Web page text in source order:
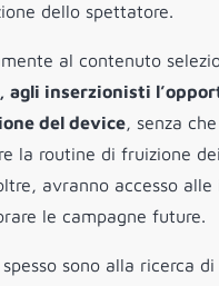
dello spettatore.
al contenuto
inserzionisti
del device, senza
la routine di fruizione
avranno accesso
le campagne future.
sono alla ricerca